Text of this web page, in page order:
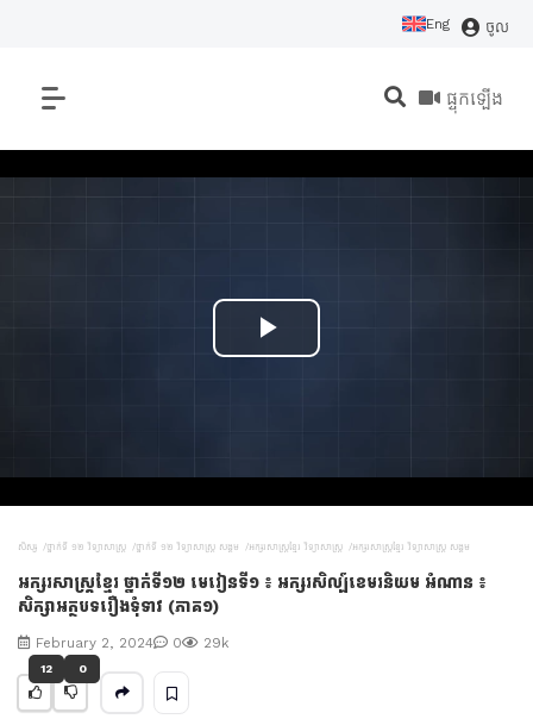
Eng ចូល
ផ្ទុកឡើង
P
y
V
សិស្ស ថ្នាក់ទី ១២ វិទ្យាសាស្រ្ត ថ្នាក់ទី ១២ វិទ្យាសាស្រ្ត សង្គម អក្សរសាស្រ្តខ្មែរ វិទ្យាសាស្ត្រ អក្សរសាស្រ្តខ្មែរ វិទ្យាសាស្រ្ត សង្គម
អក្សរសាស្រ្ដខ្មែរ ថ្នាក់ទី១២ មេរៀនទី១ ៖ អក្សរសិល្ប៍ខេមរនិយម អំណាន ៖
សិក្សាអត្ថបទរឿងទុំទាវ (ភាគ១)
February 2, 2024 0 29k
12 0